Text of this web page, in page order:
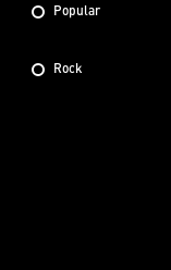
Popular
Rock